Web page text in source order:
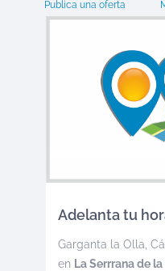
Publica una oferta
Adelanta tu
Garganta la Olla
en La Serrrana de la